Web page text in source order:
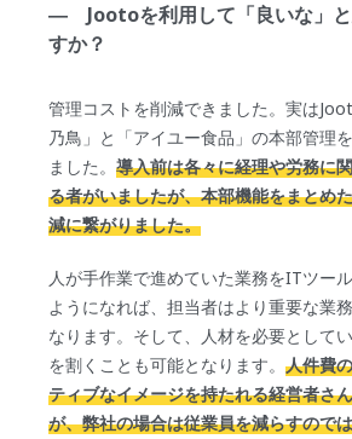
― Jootoを利用して「良いな」と
すか？
管理コストを削減できました。実は
乃鳥」と「アイユー食品」の本部管理
ました。導入前は各々に経理や労務に
る者がいましたが、本部機能をまとめ
減に繋がりました。
人が手作業で進めていた業務をITツー
ようになれば、担当者はより重要な業
なります。そして、人材を必要として
を割くことも可能となります。人件費
ティブなイメージを持たれる経営者さ
が、弊社の場合は従業員を減らすので